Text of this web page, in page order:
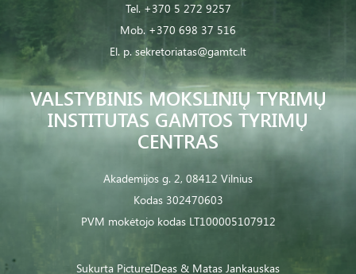
VALSTYBINIS MOKSLINIŲ TYRIMŲ
INSTITUTAS GAMTOS TYRIMŲ
CENTRAS
Akademijos g. 2, 08412 Vilnius
Kodas 302470603
PVM mokėtojo kodas LT100005107912
Tel. +370 5 272 9257
Mob. +370 698 37 516
El. p. sekretoriatas@gamtc.lt
Sukurta PictureIDeas & Matas Jankauskas